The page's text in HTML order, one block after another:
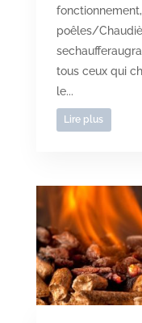
poêles/
tous ceux qui
le...
Lire plus